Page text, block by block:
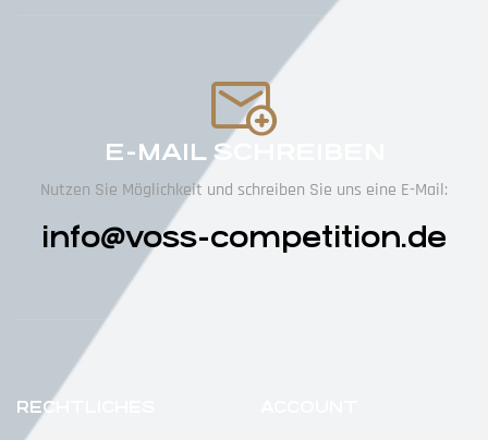
E-MAIL SCHREIBEN
Nutzen Sie Möglichkeit und schreiben Sie uns eine E-Mail:
info@voss-competition.de
RECHTLICHES